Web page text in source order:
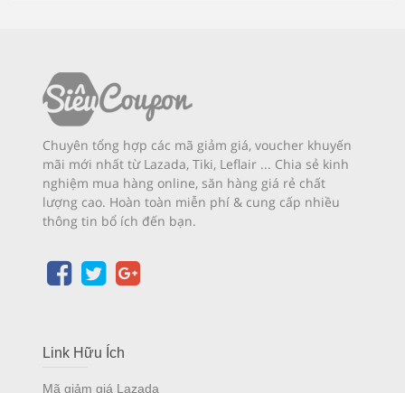
Chuyên tổng hợp các mã giảm giá, voucher khuyến
mãi mới nhất từ Lazada, Tiki, Leflair ... Chia sẻ kinh
nghiệm mua hàng online, săn hàng giá rẻ chất
lượng cao. Hoàn toàn miễn phí & cung cấp nhiều
thông tin bổ ích đến bạn.
Link Hữu Ích
Mã giảm giá Lazada